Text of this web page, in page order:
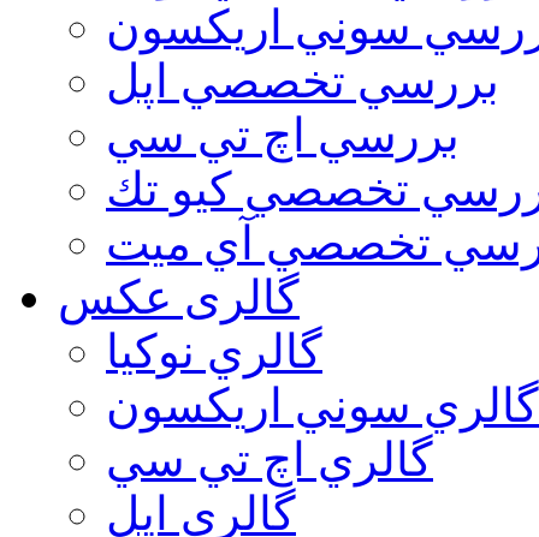
سوني اريكسون
بررسي تخصصي اپل
بررسي اچ تي سي
تخصصي كيو تك
تخصصي آي ميت
گالری عکس
گالري نوكيا
گالري سوني اريكسون
گالري اچ تي سي
گالري اپل